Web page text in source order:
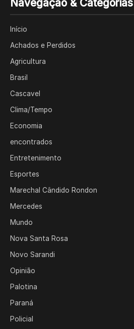
Navegação & Categorias
Início
Achados e Perdidos
Agricultura
Brasil
Cascavel
Clima/Tempo
Economia
encontrados
Entretenimento
Esportes
Marechal Cândido Rondon
Mercedes
Mundo
Nova Santa Rosa
Novo Sarandi
Opinião
Palotina
Paraná
Policial